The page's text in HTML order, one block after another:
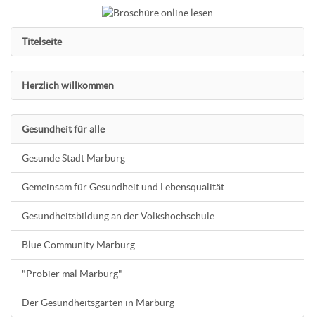
Titelseite
Herzlich willkommen
Gesundheit für alle
Gesunde Stadt Marburg
Gemeinsam für Gesundheit und Lebensqualität
Gesundheitsbildung an der Volkshochschule
Blue Community Marburg
"Probier mal Marburg"
Der Gesundheitsgarten in Marburg